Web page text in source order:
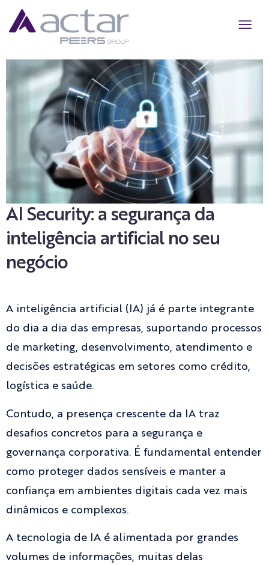
AI Security: a segurança da
inteligência artificial no seu
negócio
A inteligência artificial (IA) já é parte integrante
do dia a dia das empresas, suportando processos
de marketing, desenvolvimento, atendimento e
decisões estratégicas em setores como crédito,
logística e saúde.
Contudo, a presença crescente da IA traz
desafios concretos para a segurança e
governança corporativa. É fundamental entender
como proteger dados sensíveis e manter a
confiança em ambientes digitais cada vez mais
dinâmicos e complexos.
A tecnologia de IA é alimentada por grandes
volumes de informações, muitas delas